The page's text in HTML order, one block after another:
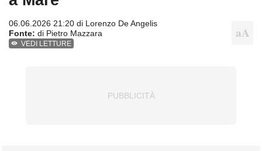
06.06.2026 21:20 di Lorenzo De Angelis
Fonte: di Pietro Mazzara
VEDI LETTURE